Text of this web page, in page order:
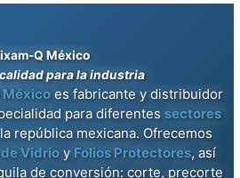
Q México
para la industria
Méxicoes fabricante y distribuidor
para diferentes sectores
república mexicana. Ofrecemos
Vidrioy Folios Protectores, así
de conversión: corte, precorte